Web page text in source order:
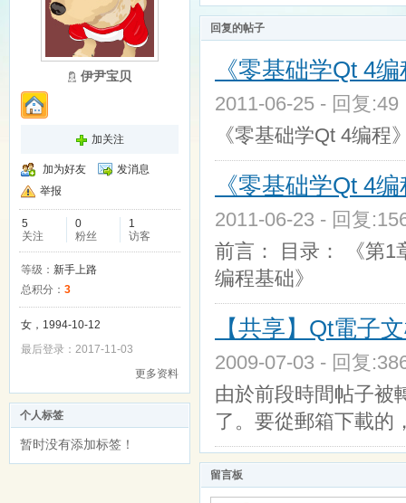
伊尹宝贝
加关注
加为好友
发消息
举报
5
关注
0
粉丝
1
访客
等级： 新手上路
总积分： 3
女，1994-10-12
最后登录：2017-11-03
更多资料
个人标签
暂时没有添加标签！
回复的帖子
《零基础学Qt 4
2011-06-25 - 回复
《零基础学Qt 4编程
《零基础学Qt 4
2011-06-23 - 回复
前言： 目录： 《第1
编程基础》
【共享】Qt電子
2009-07-03 - 回复
由於前段時間帖子被
了。要從郵箱下載
留言板